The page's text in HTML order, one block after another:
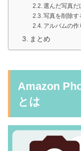
選んだ写真だ
写真を削除す
アルバムの作
まとめ
Amazon
とは